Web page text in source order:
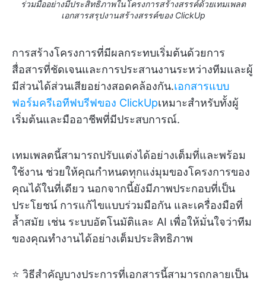
ร่วมมืออย่างมีประสิทธิภาพในโครงการสร้างสรรค์ด้วยเทมเพลต
เอกสารสรุปงานสร้างสรรค์ของ ClickUp
การสร้างโครงการที่มีผลกระทบเริ่มต้นด้วยการ
สื่อสารที่ชัดเจนและการประสานงานระหว่างทีมและผู้
มีส่วนได้ส่วนเสียอย่างสอดคล้องกัน.เอกสารแบบ
ฟอร์มครีเอทีฟบรีฟของ ClickUpเหมาะสำหรับทั้งผู้
เริ่มต้นและมืออาชีพที่มีประสบการณ์.
เทมเพลตนี้สามารถปรับแต่งได้อย่างเต็มที่และพร้อม
ใช้งาน ช่วยให้คุณกำหนดทุกแง่มุมของโครงการของ
คุณได้ในที่เดียว นอกจากนี้ยังมีภาพประกอบที่เป็น
ประโยชน์ การแก้ไขแบบร่วมมือกัน และเครื่องมือที่
ล้ำสมัย เช่น ระบบอัตโนมัติและ AI เพื่อให้มั่นใจว่าทีม
ของคุณทำงานได้อย่างเต็มประสิทธิภาพ
⭐ วิธีสำคัญบางประการที่เอกสารนี้สามารถกลายเป็น